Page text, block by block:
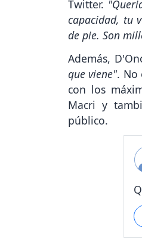
Twitter.
capacidad, tu
de pie. Son
Además,
que viene". No
con los
Macri y
público.